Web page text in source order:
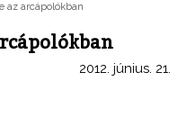
az arcápolókban
2012. június. 21.